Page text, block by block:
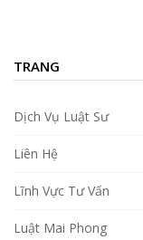
TRANG
Dịch Vụ Luật Sư
Liên Hệ
Lĩnh Vực Tư Vấn
Luật Mai Phong